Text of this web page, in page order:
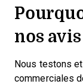
nos
Nous testons
commerciales